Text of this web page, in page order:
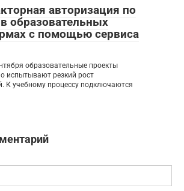
авторизация по
образовательных
с помощью сервиса
образовательные проекты
испытывают резкий рост
К учебному процессу подключаются